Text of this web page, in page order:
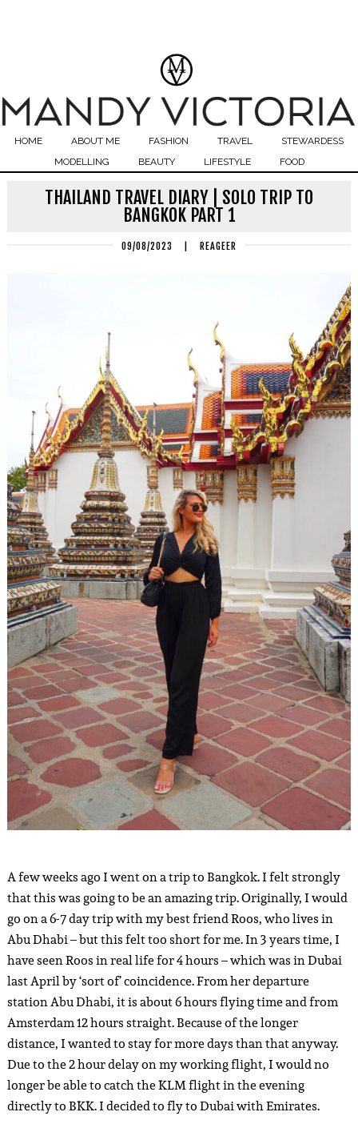
HOME ABOUT ME FASHION TRAVEL
STEWARDESS
MODELLING
BEAUTY LIFESTYLE FOOD
THAILAND TRAVEL DIARY | SOLO TRIP TO
BANGKOK PART 1
09/08/2023 REAGEER
A few weeks ago I went on a trip to Bangkok. I felt strongly
that this was going to be an amazing trip. Originally, I would
go on a 6-7 day trip with my best friend Roos, who lives in
Abu Dhabi – but this felt too short for me. In 3 years time, I
have seen Roos in real life for 4 hours – which was in Dubai
last April by ‘sort of’ coincidence. From her departure
station Abu Dhabi, it is about 6 hours flying time and from
Amsterdam 12 hours straight. Because of the longer
distance, I wanted to stay for more days than that anyway.
Due to the 2 hour delay on my working flight, I would no
longer be able to catch the KLM flight in the evening
directly to BKK. I decided to fly to Dubai with Emirates.